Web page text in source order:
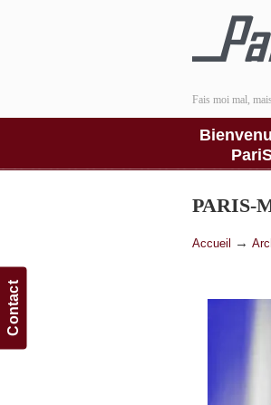
Contact
Fais moi mal,
PARIS-
Accueil →